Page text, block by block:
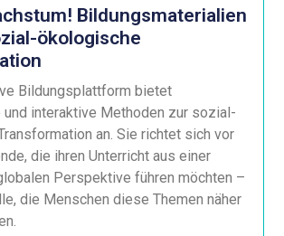
Bildungsmaterialien
ökologische
Bildungsplattform bietet
interaktive Methoden zur sozial-
an. Sie richtet sich vor
die ihren Unterricht aus einer
Perspektive führen möchten –
die Menschen diese Themen näher